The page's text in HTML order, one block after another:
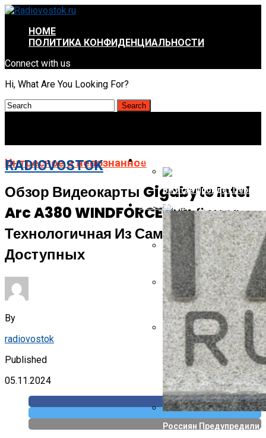
HOME
ПОЛИТИКА КОНФИДЕНЦИАЛЬНОСТИ
Connect with us
Hi, What Are You Looking For?
RADIOVOSTOK ИНТРЕСНОЕ И НЕПОЗНАННОЕ
В Китае Пройдёт
Energizer Выходит На
AMD Отложила Запуск
Указ Трампа Отводит
Canon Выпустила
Собственных
АВТО-МОТО
Россиян
Интресное и непознанное
Обзор Видеокарты Gigabyte Intel
Arc A380 WINDFORCE OC: Самая
Технологичная Из Самых
Доступных
By
radiovostok
Published
05.11.2024